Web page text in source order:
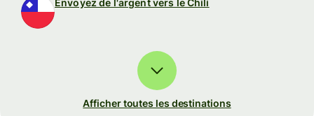
Afficher toutes les destinations